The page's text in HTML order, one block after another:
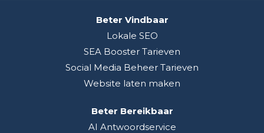
Beter Vindbaar
Lokale SEO
SEA Booster Tarieven
Social Media Beheer Tarieven
Website laten maken
Beter Bereikbaar
AI Antwoordservice